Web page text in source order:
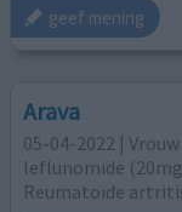
geef mening
Arava
05-04-2022 |
leflunomide
Reumatoïde